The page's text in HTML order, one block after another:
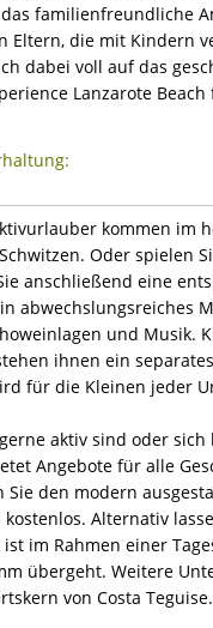
familienfreundliche
Eltern, die mit Kindern
dabei voll auf das
Lanzarote
kommen im
Oder spielen
anschließend eine
abwechslungsreiches
und Musik.
ihnen ein
für die Kleinen jeder
aktiv sind oder
Angebote für alle
Sie den modern
Alternativ
im Rahmen einer
übergeht. Weitere
von Costa Teguise.